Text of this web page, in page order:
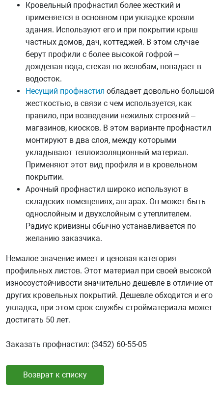
Кровельный профнастил более жесткий и
применяется в основном при укладке кровли
здания. Используют его и при покрытии крыш
частных домов, дач, коттеджей. В этом случае
берут профили с более высокой гофрой –
дождевая вода, стекая по желобам, попадает в
водосток.
Несущий профнастил обладает довольно большой
жесткостью, в связи с чем используется, как
правило, при возведении нежилых строений –
магазинов, киосков. В этом варианте профнастил
монтируют в два слоя, между которыми
укладывают теплоизоляционный материал.
Применяют этот вид профиля и в кровельном
покрытии.
Арочный профнастил широко используют в
складских помещениях, ангарах. Он может быть
однослойным и двухслойным с утеплителем.
Радиус кривизны обычно устанавливается по
желанию заказчика.
Немалое значение имеет и ценовая категория
профильных листов. Этот материал при своей высокой
износоустойчивости значительно дешевле в отличие от
других кровельных покрытий. Дешевле обходится и его
укладка, при этом срок службы стройматериала может
достигать 50 лет.
Заказать профнастил: (3452) 60-55-05
Возврат к списку